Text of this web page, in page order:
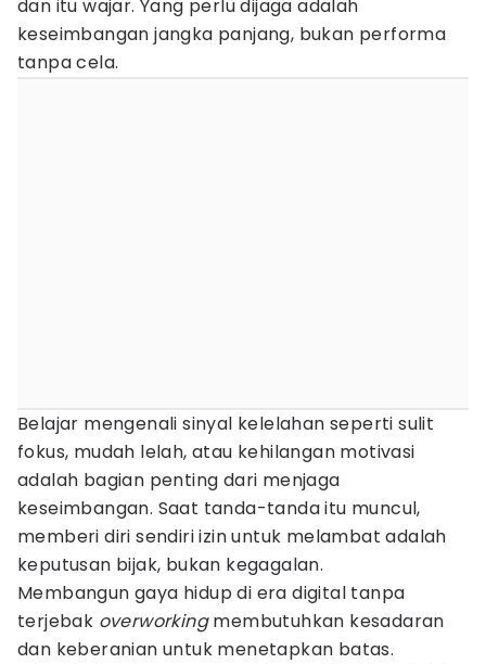
dan itu wajar. Yang perlu dijaga adalah
keseimbangan jangka panjang, bukan performa
tanpa cela.
Belajar mengenali sinyal kelelahan seperti sulit
fokus, mudah lelah, atau kehilangan motivasi
adalah bagian penting dari menjaga
keseimbangan. Saat tanda-tanda itu muncul,
memberi diri sendiri izin untuk melambat adalah
keputusan bijak, bukan kegagalan.
Membangun gaya hidup di era digital tanpa
terjebak overworkingmembutuhkan kesadaran
dan keberanian untuk menetapkan batas.